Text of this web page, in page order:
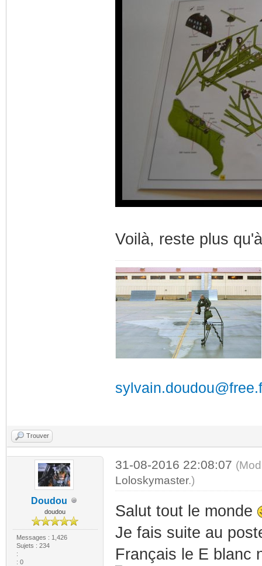
Voilà, reste plus
Trouver
Doudou
doudou
Messages : 1,426
Sujets : 234
:
: 0
31-08-2016 22:08:07
Loloskymaster.)
Salut tout le monde
Je fais suite au
Français le E blanc